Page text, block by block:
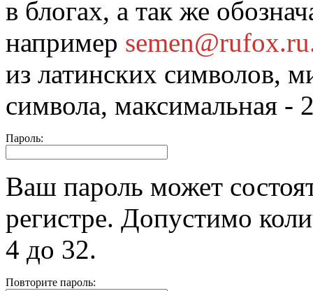
в блогах, а так же
например
из латинских символов,
символа, максимальная -
Пароль:
Ваш пароль может
регистре. Допустимо
4 до 32.
Повторите пароль: